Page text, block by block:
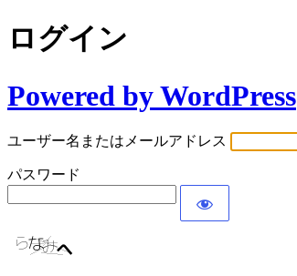
ログイン
Powered by WordPress
ユーザー名またはメールアドレス
パスワード